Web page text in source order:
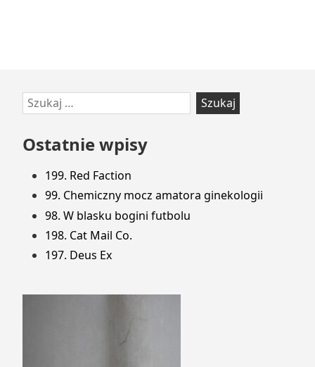
Przejdź
do
stopki
Szukaj:
Ostatnie wpisy
199. Red Faction
99. Chemiczny mocz amatora ginekologii
98. W blasku bogini futbolu
198. Cat Mail Co.
197. Deus Ex